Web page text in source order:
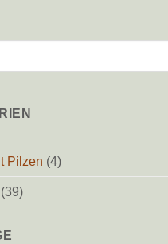
Pilzen (4)
(39)